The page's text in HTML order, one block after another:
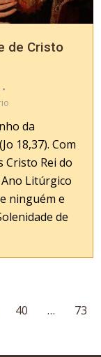
de Cristo
da
18,37). Com
Cristo Rei do
Litúrgico
ninguém e
de
40 …
73